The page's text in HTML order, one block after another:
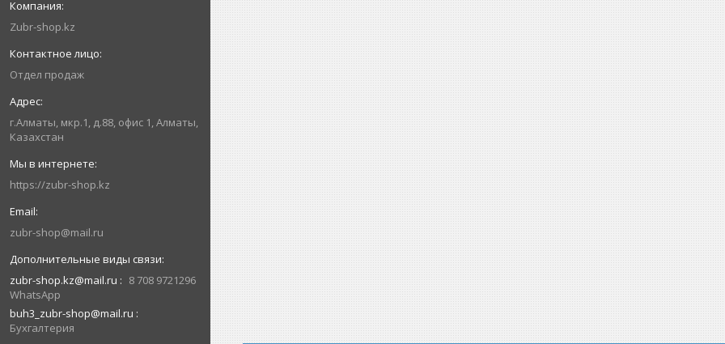
Zubr-shop.kz
Отдел продаж
г.Алматы, мкр.1, д.88, офис 1, Алматы,
Казахстан
https://zubr-shop.kz
zubr-shop@mail.ru
zubr-shop.kz@mail.ru
8 708 9721296
WhatsApp
buh3_zubr-shop@mail.ru
Бухгалтерия